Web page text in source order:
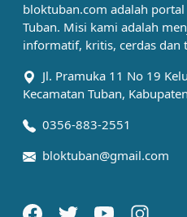
bloktuban.com adalah
Tuban. Misi kami adalah
informatif, kritis, cerdas dan
Jl. Pramuka 11 No 19
Kecamatan Tuban,
0356-883-2551
bloktuban@gmail.com